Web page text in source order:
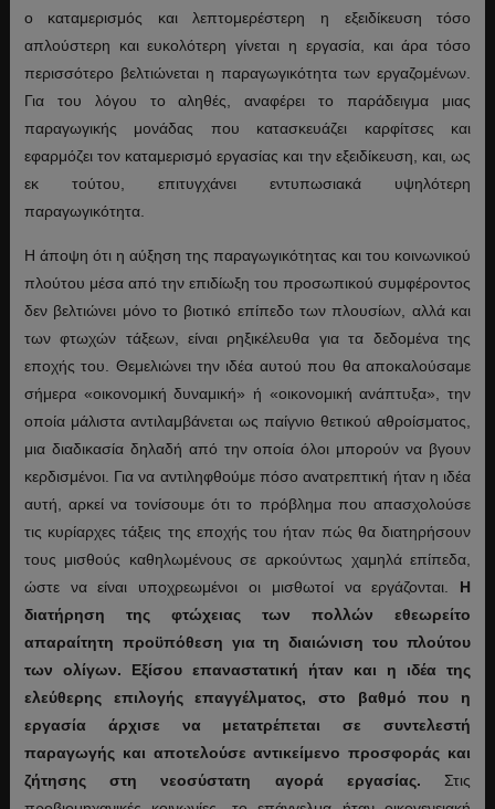
ο καταμερισμός και λεπτομερέστερη η εξειδίκευση τόσο
απλούστερη και ευκολότερη γίνεται η εργασία, και άρα τόσο
περισσότερο βελτιώνεται η παραγωγικότητα των εργαζομένων.
Για του λόγου το αληθές, αναφέρει το παράδειγμα μιας
παραγωγικής μονάδας που κατασκευάζει καρφίτσες και
εφαρμόζει τον καταμερισμό εργασίας και την εξειδίκευση, και, ως
εκ τούτου, επιτυγχάνει εντυπωσιακά υψηλότερη
παραγωγικότητα.
Η άποψη ότι η αύξηση της παραγωγικότητας και του κοινωνικού
πλούτου μέσα από την επιδίωξη του προσωπικού συμφέροντος
δεν βελτιώνει μόνο το βιοτικό επίπεδο των πλουσίων, αλλά και
των φτωχών τάξεων, είναι ρηξικέλευθα για τα δεδομένα της
εποχής του. Θεμελιώνει την ιδέα αυτού που θα αποκαλούσαμε
σήμερα «οικονομική δυναμική» ή «οικονομική ανάπτυξα», την
οποία μάλιστα αντιλαμβάνεται ως παίγνιο θετικού αθροίσματος,
μια διαδικασία δηλαδή από την οποία όλοι μπορούν να βγουν
κερδισμένοι. Για να αντιληφθούμε πόσο ανατρεπτική ήταν η ιδέα
αυτή, αρκεί να τονίσουμε ότι το πρόβλημα που απασχολούσε
τις κυρίαρχες τάξεις της εποχής του ήταν πώς θα διατηρήσουν
τους μισθούς καθηλωμένους σε αρκούντως χαμηλά επίπεδα,
ώστε να είναι υποχρεωμένοι οι μισθωτοί να εργάζονται. Η
διατήρηση της φτώχειας των πολλών εθεωρείτο
απαραίτητη προϋπόθεση για τη διαιώνιση του πλούτου
των ολίγων. Εξίσου επαναστατική ήταν και η ιδέα της
ελεύθερης επιλογής επαγγέλματος, στο βαθμό που η
εργασία άρχισε να μετατρέπεται σε συντελεστή
παραγωγής και αποτελούσε αντικείμενο προσφοράς και
ζήτησης στη νεοσύστατη αγορά εργασίας. Στις